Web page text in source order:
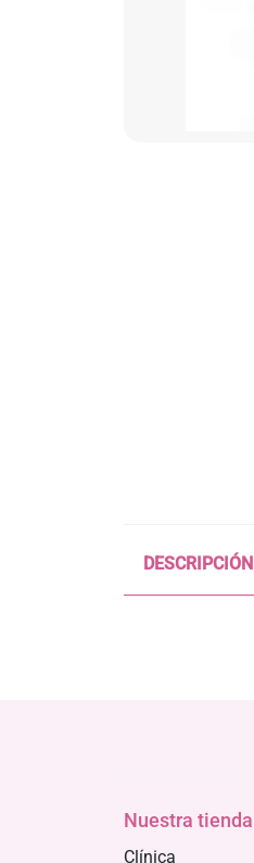
DESCRIPCIÓN
Nuestra tienda
Clínica